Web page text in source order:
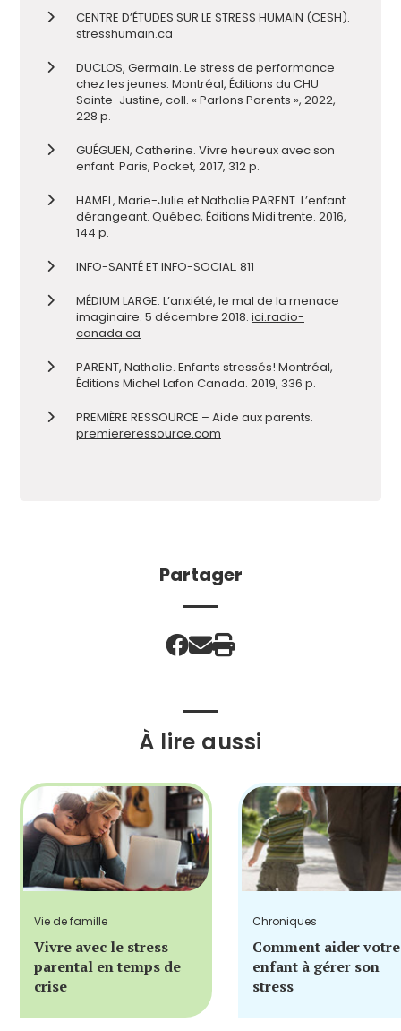
CENTRE D’ÉTUDES SUR LE STRESS HUMAIN (CESH).
stresshumain.ca
DUCLOS, Germain. Le stress de performance
chez les jeunes. Montréal, Éditions du CHU
Sainte-Justine, coll. « Parlons Parents », 2022,
228 p.
GUÉGUEN, Catherine. Vivre heureux avec son
enfant. Paris, Pocket, 2017, 312 p.
HAMEL, Marie-Julie et Nathalie PARENT. L’enfant
dérangeant. Québec, Éditions Midi trente. 2016,
144 p.
INFO-SANTÉ ET INFO-SOCIAL. 811
MÉDIUM LARGE. L’anxiété, le mal de la menace
imaginaire. 5 décembre 2018. ici.radio-
canada.ca
PARENT, Nathalie. Enfants stressés! Montréal,
Éditions Michel Lafon Canada. 2019, 336 p.
PREMIÈRE RESSOURCE – Aide aux parents.
premiereressource.com
Partager
À lire aussi
Vie de famille
Vivre avec le stress
parental en temps de
crise
Chroniques
Comment aider votre
enfant à gérer son
stress